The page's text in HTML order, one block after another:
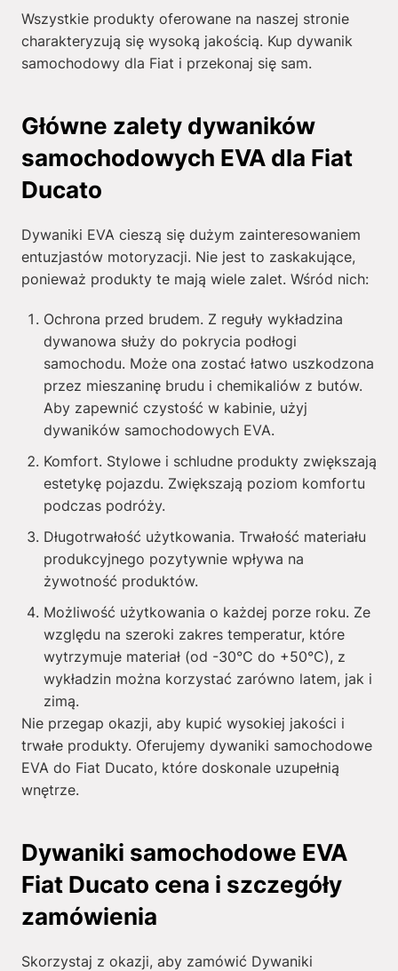
Wszystkie produkty oferowane na naszej stronie
charakteryzują się wysoką jakością. Kup dywanik
samochodowy dla Fiat i przekonaj się sam.
Główne zalety dywaników
samochodowych EVA dla Fiat
Ducato
Dywaniki EVA cieszą się dużym zainteresowaniem
entuzjastów motoryzacji. Nie jest to zaskakujące,
ponieważ produkty te mają wiele zalet. Wśród nich:
Ochrona przed brudem. Z reguły wykładzina
dywanowa służy do pokrycia podłogi
samochodu. Może ona zostać łatwo uszkodzona
przez mieszaninę brudu i chemikaliów z butów.
Aby zapewnić czystość w kabinie, użyj
dywaników samochodowych EVA.
Komfort. Stylowe i schludne produkty zwiększają
estetykę pojazdu. Zwiększają poziom komfortu
podczas podróży.
Długotrwałość użytkowania. Trwałość materiału
produkcyjnego pozytywnie wpływa na
żywotność produktów.
Możliwość użytkowania o każdej porze roku. Ze
względu na szeroki zakres temperatur, które
wytrzymuje materiał (od -30°C do +50°C), z
wykładzin można korzystać zarówno latem, jak i
zimą.
Nie przegap okazji, aby kupić wysokiej jakości i
trwałe produkty. Oferujemy dywaniki samochodowe
EVA do Fiat Ducato, które doskonale uzupełnią
wnętrze.
Dywaniki samochodowe EVA
Fiat Ducato cena i szczegóły
zamówienia
Skorzystaj z okazji, aby zamówić Dywaniki